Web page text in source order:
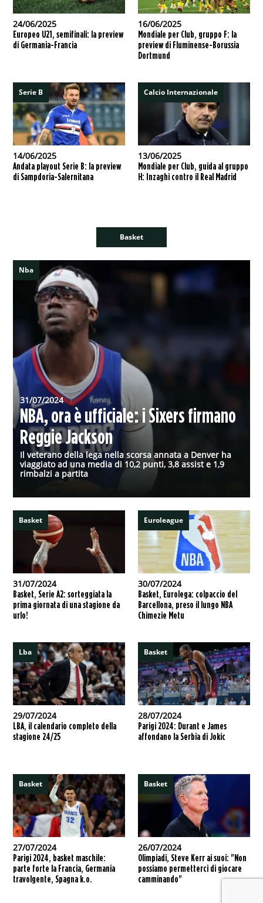
24/06/2025
Europeo U21, semifinali: la preview
di Germania-Francia
16/06/2025
Mondiale per Club, gruppo F: la
preview di Fluminense-Borussia
Dortmund
Serie B
14/06/2025
Andata playout Serie B: la preview
di Sampdoria-Salernitana
Calcio Internazionale
13/06/2025
Mondiale per Club, guida al gruppo
H: Inzaghi contro il Real Madrid
Basket
Nba
31/07/2024
NBA, ora è ufficiale: i Sixers firmano
Reggie Jackson
Il veterano della lega nella scorsa annata a Denver ha
viaggiato ad una media di 10,2 punti, 3,8 assist e 1,9
rimbalzi a partita
Basket
31/07/2024
Basket, Serie A2: sorteggiata la
prima giornata di una stagione da
urlo!
Euroleague
30/07/2024
Basket, Eurolega: colpaccio del
Barcellona, preso il lungo NBA
Chimezie Metu
Lba
29/07/2024
LBA, il calendario completo della
stagione 24/25
Basket
28/07/2024
Parigi 2024: Durant e James
affondano la Serbia di Jokic
Basket
27/07/2024
Parigi 2024, basket maschile:
parte forte la Francia, Germania
travolgente, Spagna k.o.
Basket
26/07/2024
Olimpiadi, Steve Kerr ai suoi: "Non
possiamo permetterci di giocare
camminando"